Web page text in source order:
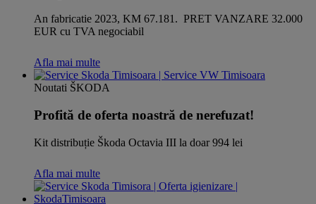
An fabricatie 2023, KM 67.181. PRET VANZARE 32.000
EUR cu TVA negociabil
Afla mai multe
Noutati ŠKODA
Profită de oferta noastră de nerefuzat!
Kit distribuție Škoda Octavia III la doar 994 lei
Afla mai multe